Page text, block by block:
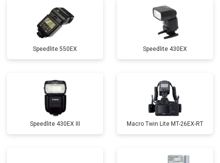
Speedlite 550EX Speedlite 430EX
Speedlite 430EX III Macro Twin Lite MT-26EX-RT